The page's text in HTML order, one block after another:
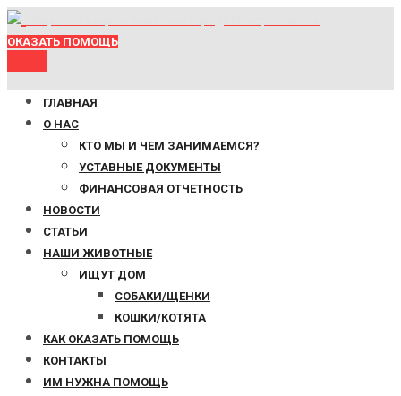
ОКАЗАТЬ ПОМОЩЬ
ГЛАВНАЯ
О НАС
КТО МЫ И ЧЕМ ЗАНИМАЕМСЯ?
УСТАВНЫЕ ДОКУМЕНТЫ
ФИНАНСОВАЯ ОТЧЕТНОСТЬ
НОВОСТИ
СТАТЬИ
НАШИ ЖИВОТНЫЕ
ИЩУТ ДОМ
СОБАКИ/ЩЕНКИ
КОШКИ/КОТЯТА
КАК ОКАЗАТЬ ПОМОЩЬ
КОНТАКТЫ
ИМ НУЖНА ПОМОЩЬ